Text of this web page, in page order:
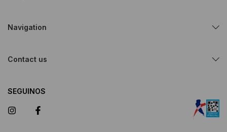
Navigation
Contact us
SEGUINOS